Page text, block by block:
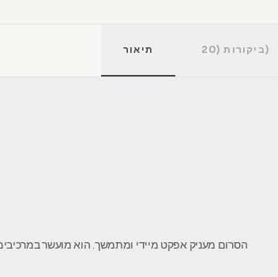
תיאור ביקורות(20)
הסרום מעניק אפקט מיידי ומתמשך. הוא מועשר